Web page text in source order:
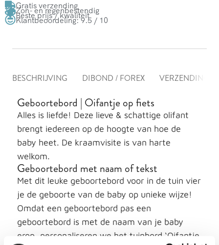
Gratis verzending
Zon- en regenbestendig
Beste prijs / kwaliteit
Klantbeoordeling: 9.5 / 10
BESCHRIJVING DIBOND / FOREX VERZENDING
Geboortebord | Oifantje op fiets
Alles is liefde! Deze lieve & schattige olifant
brengt iedereen op de hoogte van hoe de
baby heet. De kraamvisite is van harte
welkom.
Geboortebord met naam of tekst
Met dit leuke geboortebord voor in de tuin vier
je de geboorte van de baby op unieke wijze!
Omdat een geboortebord pas een
geboortebord is met de naam van je baby
erop, personaliseren we het tuinbord ‘Oifantje